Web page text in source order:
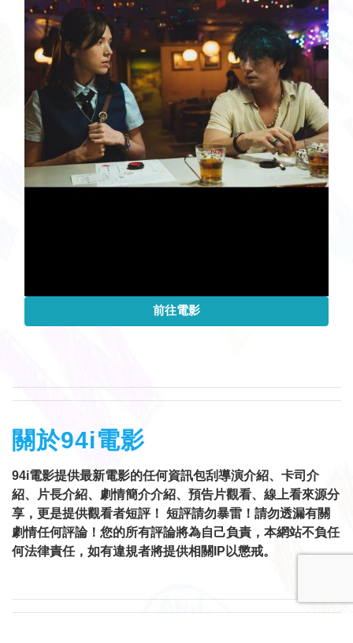
前往電影
關於94i電影
94i電影提供最新電影的任何資訊包刮導演介紹、卡司介
紹、片長介紹、劇情簡介介紹、預告片觀看、線上看來源分
享，更是提供觀看者短評！ 短評請勿暴雷！請勿透漏有關
劇情任何評論！您的所有評論將為自己負責，本網站不負任
何法律責任，如有違規者將提供相關IP以懲戒。